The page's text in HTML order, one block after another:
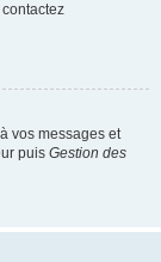
vos messages et
puis Gestion des